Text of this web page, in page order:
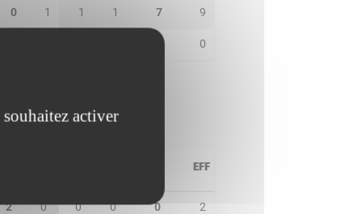
0 1 1 1 7 9
0
EFF
2 0 0 0 0 2
activer